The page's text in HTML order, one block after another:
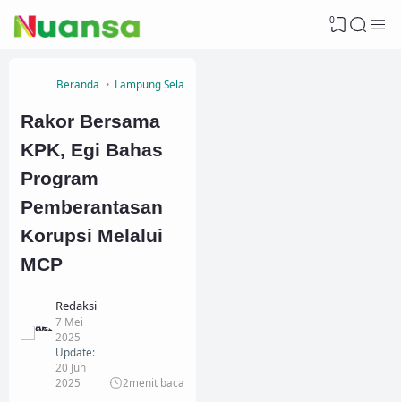
0
Beranda Lampung Selatan
Rakor Bersama
KPK, Egi Bahas
Program
Pemberantasan
Korupsi Melalui
MCP
Redaksi
7 Mei
2025
Update:
20 Jun
2025
2menit baca